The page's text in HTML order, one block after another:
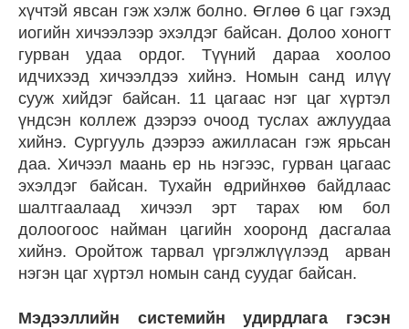
хүчтэй явсан гэж хэлж болно. Өглөө 6 цаг гэхэд
иогийн хичээлээр эхэлдэг байсан. Долоо хоногт
гурван удаа ордог. Түүний дараа хоолоо
идчихээд хичээлдээ хийнэ. Номын санд илүү
сууж хийдэг байсан. 11 цагаас нэг цаг хүртэл
үндсэн коллеж дээрээ очоод туслах ажлуудаа
хийнэ. Сургууль дээрээ ажилласан гэж ярьсан
даа. Хичээл маань ер нь нэгээс, гурван цагаас
эхэлдэг байсан. Тухайн өдрийнхөө байдлаас
шалтгаалаад хичээл эрт тарах юм бол
долоогоос найман цагийн хооронд дасгалаа
хийнэ. Оройтож тарвал үргэлжлүүлээд арван
нэгэн цаг хүртэл номын санд суудаг байсан.
Мэдээллийн системийн удирдлага гэсэн